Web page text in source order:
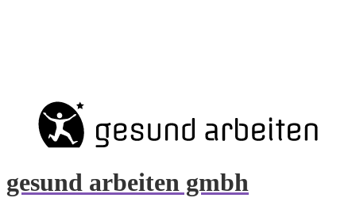
gesund arbeiten gmbh